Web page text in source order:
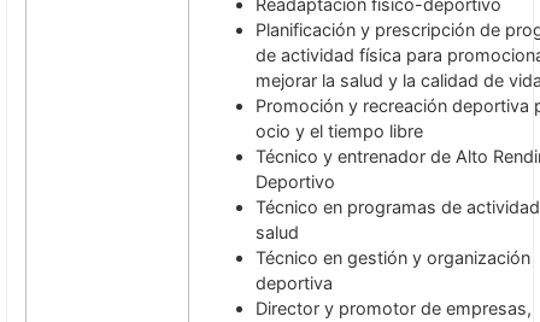
Readaptación físico-deportivo
Planificación y prescripción de
de actividad física para
mejorar la salud y la calidad de
Promoción y recreación deportiva
ocio y el tiempo libre
Técnico y entrenador de Alto
Deportivo
Técnico en programas de
salud
Técnico en gestión y organización
deportiva
Director y promotor de empresas,